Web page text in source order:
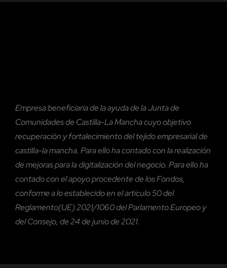
Empresa beneficiaria de la ayuda de la Junta de
Comunidades de Castilla-La Mancha cuyo objetivo
recuperación y fortalecimiento del tejido empresarial de
castilla-la mancha. Para ello ha contado con la realización
de mejoras para la digitalización del negocio. Para ello ha
contado con elapoyo procedente de los Fondos,
conforme a lo establecido en el artículo 50 del
Reglamento(UE) 2021/1060 del Parlamento Europeo y
del Consejo, de 24 de junio de 2021.